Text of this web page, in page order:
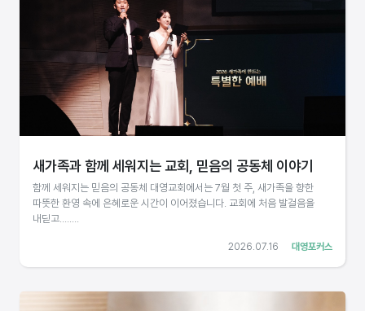
대영포커스
2026.07.16
새가족과 함께 세워지는 교회, 믿음의 공동체 이야기
함께 세워지는 믿음의 공동체 대영교회에서는 7월 첫 주, 새가족을 향한
따뜻한 환영 속에 은혜로운 시간이 이어졌습니다. 교회에 처음 발걸음을
내딛고........